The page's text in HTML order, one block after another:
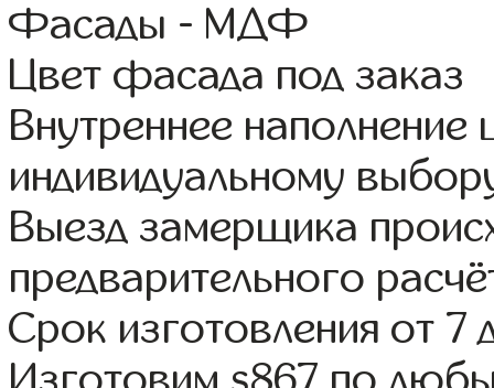
Фасады - МДФ
Цвет фасада под заказ
Внутреннее
индивидуальному
Выезд замерщика
предварительного
Срок изготовления от 7